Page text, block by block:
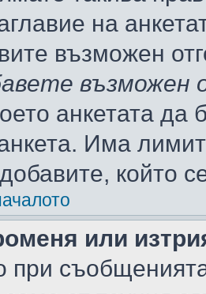
на
възможен
възможен
анкетата да
Има
който
или
при